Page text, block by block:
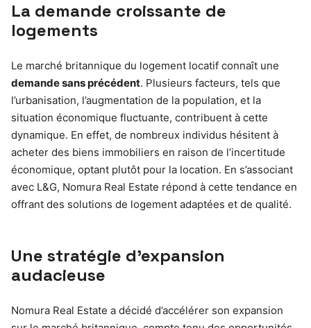
La demande croissante de
logements
Le marché britannique du logement locatif connaît une
demande sans précédent. Plusieurs facteurs, tels que
l’urbanisation, l’augmentation de la population, et la
situation économique fluctuante, contribuent à cette
dynamique. En effet, de nombreux individus hésitent à
acheter des biens immobiliers en raison de l’incertitude
économique, optant plutôt pour la location. En s’associant
avec L&G, Nomura Real Estate répond à cette tendance en
offrant des solutions de logement adaptées et de qualité.
Une stratégie d’expansion
audacieuse
Nomura Real Estate a décidé d’accélérer son expansion